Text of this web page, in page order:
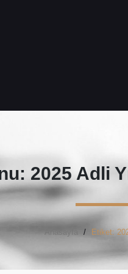
2025 Adli
Anasayfa Etiket: